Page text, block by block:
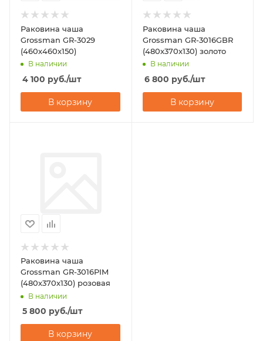
Раковина чаша
Grossman GR-3029
(460х460х150)
В наличии
4 100 руб./шт
В корзину
Раковина чаша
Grossman GR-3016GBR
(480х370х130) золото
В наличии
6 800 руб./шт
В корзину
Раковина чаша
Grossman GR-3016PIM
(480х370х130) розовая
В наличии
5 800 руб./шт
В корзину